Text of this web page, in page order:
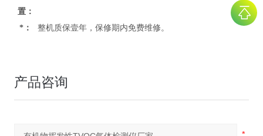
置：
*： 整机质保壹年，保修期内免费维修。
产品咨询